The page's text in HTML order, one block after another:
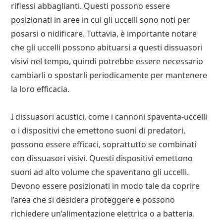
riflessi abbaglianti. Questi possono essere
posizionati in aree in cui gli uccelli sono noti per
posarsi o nidificare. Tuttavia, è importante notare
che gli uccelli possono abituarsi a questi dissuasori
visivi nel tempo, quindi potrebbe essere necessario
cambiarli o spostarli periodicamente per mantenere
la loro efficacia.
I dissuasori acustici, come i cannoni spaventa-uccelli
o i dispositivi che emettono suoni di predatori,
possono essere efficaci, soprattutto se combinati
con dissuasori visivi. Questi dispositivi emettono
suoni ad alto volume che spaventano gli uccelli.
Devono essere posizionati in modo tale da coprire
l’area che si desidera proteggere e possono
richiedere un’alimentazione elettrica o a batteria.